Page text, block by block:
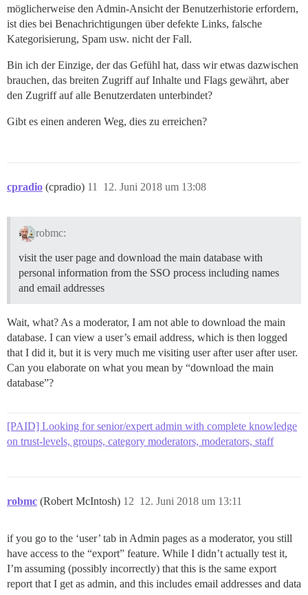
möglicherweise den Admin-Ansicht der Benutzerhistorie erfordern,
ist dies bei Benachrichtigungen über defekte Links, falsche
Kategorisierung, Spam usw. nicht der Fall.
Bin ich der Einzige, der das Gefühl hat, dass wir etwas dazwischen
brauchen, das breiten Zugriff auf Inhalte und Flags gewährt, aber
den Zugriff auf alle Benutzerdaten unterbindet?
Gibt es einen anderen Weg, dies zu erreichen?
cpradio (cpradio) 12. Juni 2018 um 13:08
11
robmc:
visit the user page and download the main database with
personal information from the SSO process including names
and email addresses
Wait, what? As a moderator, I am not able to download the main
database. I can view a user’s email address, which is then logged
that I did it, but it is very much me visiting user after user after user.
Can you elaborate on what you mean by “download the main
database”?
[PAID] Looking for senior/expert admin with complete knowledge
on trust-levels, groups, category moderators, moderators, staff
robmc (Robert McIntosh) 12. Juni 2018 um 13:11
12
if you go to the ‘user’ tab in Admin pages as a moderator, you still
have access to the “export” feature. While I didn’t actually test it,
I’m assuming (possibly incorrectly) that this is the same export
report that I get as admin, and this includes email addresses and data